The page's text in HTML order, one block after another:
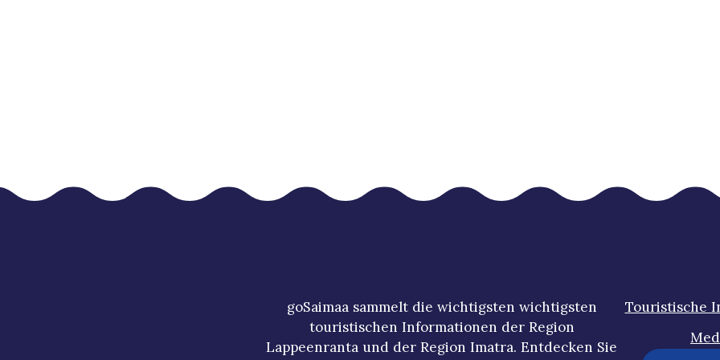
goSaimaa sammelt die wichtigsten wichtigsten
touristischen Informationen der Region
Lappeenranta und der Region Imatra. Entdecken Sie
Touristische